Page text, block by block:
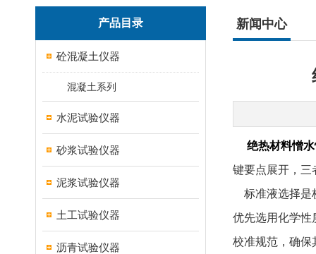
产品目录
砼混凝土仪器
混凝土系列
水泥试验仪器
砂浆试验仪器
泥浆试验仪器
土工试验仪器
沥青试验仪器
新闻中心
绝热材料憎
键要点展开，三
标准液选择是
优先选用化学性
校准规范，确保